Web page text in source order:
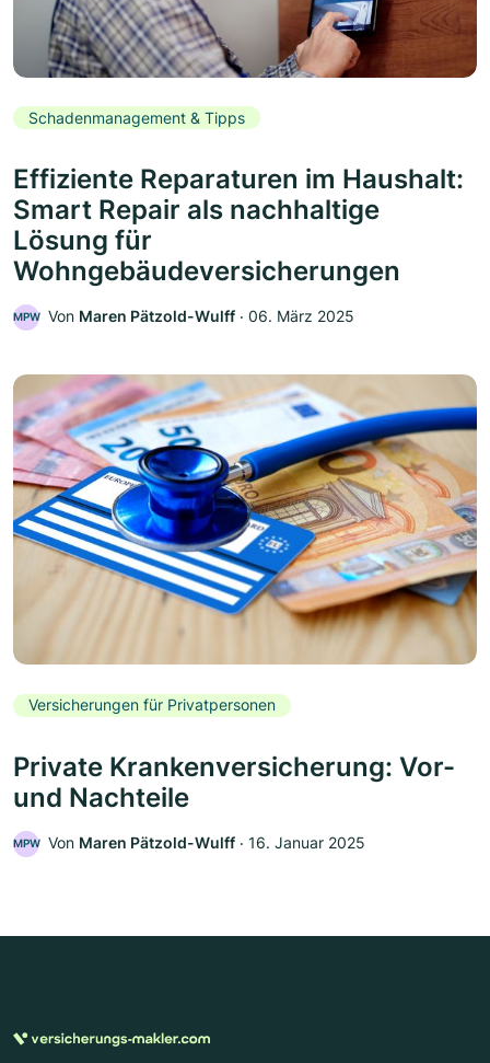
Schadenmanagement & Tipps
Effiziente Reparaturen im Haushalt:
Smart Repair als nachhaltige
Lösung für
Wohngebäudeversicherungen
MPW Von Maren Pätzold-Wulff ‧ 06. März 2025
Versicherungen für Privatpersonen
Private Krankenversicherung: Vor-
und Nachteile
MPW Von Maren Pätzold-Wulff ‧ 16. Januar 2025